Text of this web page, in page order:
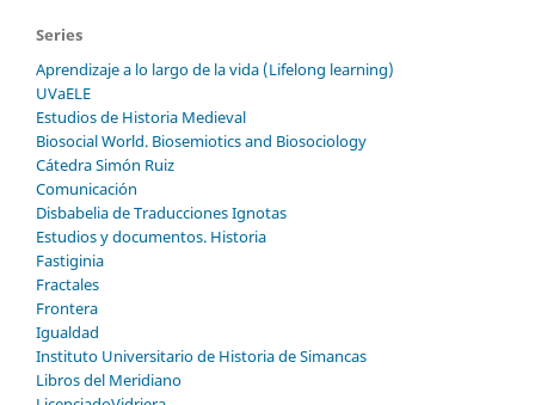
Series
Aprendizaje a lo largo de la vida (Lifelong learning)
UVaELE
Estudios de Historia Medieval
Biosocial World. Biosemiotics and Biosociology
Cátedra Simón Ruiz
Comunicación
Disbabelia de Traducciones Ignotas
Estudios y documentos. Historia
Fastiginia
Fractales
Frontera
Igualdad
Instituto Universitario de Historia de Simancas
Libros del Meridiano